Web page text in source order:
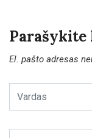
Parašykite
El. pašto adresas